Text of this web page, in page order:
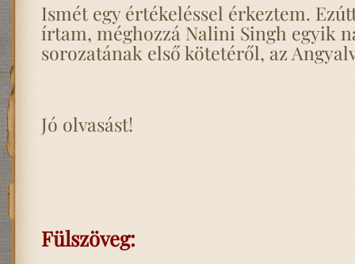
Ismét egy értékeléssel érkeztem.
írtam, méghozzá Nalini Singh egyik
sorozatának első kötetéről, az
Jó olvasást!
Fülszöveg: